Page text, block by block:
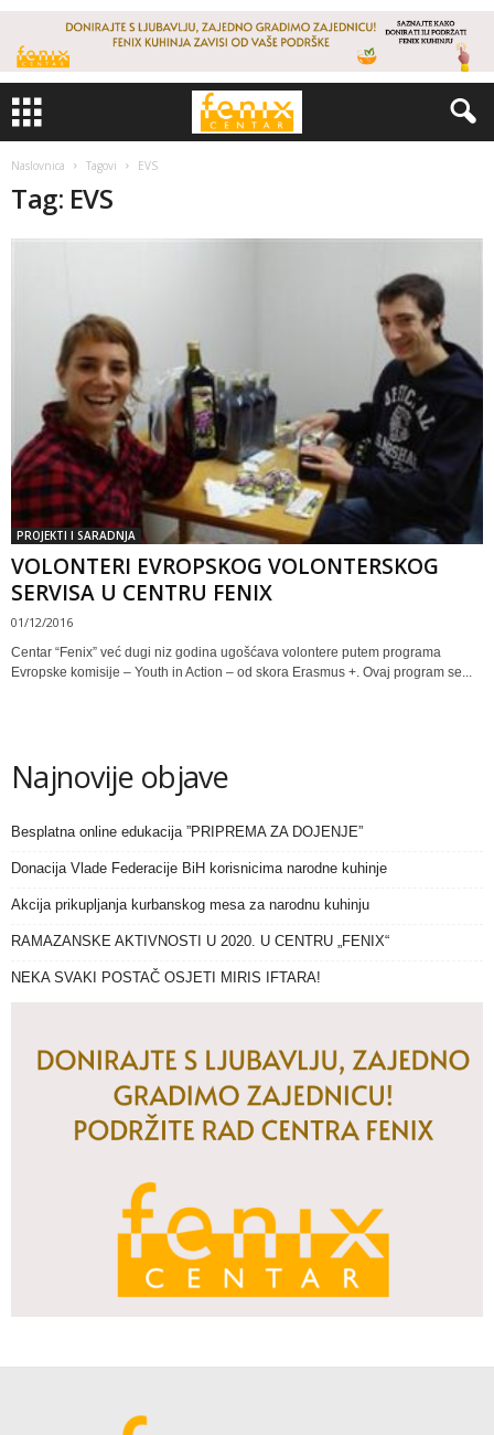
Naslovnica Tagovi EVS
Tag: EVS
PROJEKTI I SARADNJA
VOLONTERI EVROPSKOG VOLONTERSKOG
SERVISA U CENTRU FENIX
01/12/2016
Centar “Fenix” već dugi niz godina ugošćava volontere putem programa
Evropske komisije – Youth in Action – od skora Erasmus +. Ovaj program se...
Najnovije objave
Besplatna online edukacija ”PRIPREMA ZA DOJENJE”
Donacija Vlade Federacije BiH korisnicima narodne kuhinje
Akcija prikupljanja kurbanskog mesa za narodnu kuhinju
RAMAZANSKE AKTIVNOSTI U 2020. U CENTRU „FENIX“
NEKA SVAKI POSTAČ OSJETI MIRIS IFTARA!